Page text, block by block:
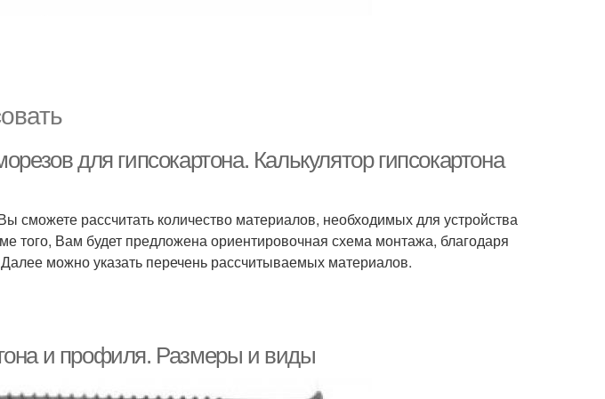
для гипсокартона. Калькулятор гипсокартона
сможете рассчитать количество материалов, необходимых для устройства
того, Вам будет предложена ориентировочная схема монтажа, благодаря
можно указать перечень рассчитываемых материалов.
и профиля. Размеры и виды